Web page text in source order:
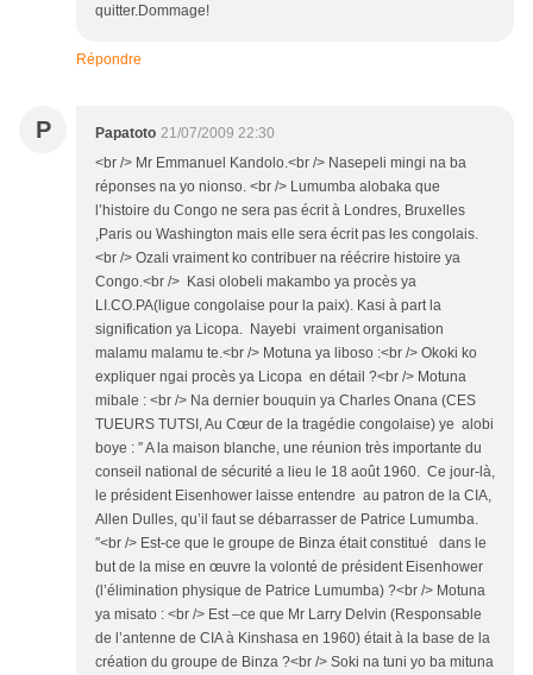
quitter.Dommage!
Répondre
P Papatoto 21/07/2009 22:30
<br /> Mr Emmanuel Kandolo.<br /> Nasepeli mingi na ba
réponses na yo nionso. <br /> Lumumba alobaka que
l’histoire du Congo ne sera pas écrit à Londres, Bruxelles
,Paris ou Washington mais elle sera écrit pas les congolais.
<br /> Ozali vraiment ko contribuer na réécrire histoire ya
Congo.<br /> Kasi olobeli makambo ya procès ya
LI.CO.PA(ligue congolaise pour la paix). Kasi à part la
signification ya Licopa. Nayebi vraiment organisation
malamu malamu te.<br /> Motuna ya liboso :<br /> Okoki ko
expliquer ngai procès ya Licopa en détail ?<br /> Motuna
mibale : <br /> Na dernier bouquin ya Charles Onana (CES
TUEURS TUTSI, Au Cœur de la tragédie congolaise) ye alobi
boye : ″ A la maison blanche, une réunion très importante du
conseil national de sécurité a lieu le 18 août 1960. Ce jour-là,
le président Eisenhower laisse entendre au patron de la CIA,
Allen Dulles, qu’il faut se débarrasser de Patrice Lumumba.
″<br /> Est-ce que le groupe de Binza était constitué dans le
but de la mise en œuvre la volonté de président Eisenhower
(l’élimination physique de Patrice Lumumba) ?<br /> Motuna
ya misato : <br /> Est –ce que Mr Larry Delvin (Responsable
de l’antenne de CIA à Kinshasa en 1960) était à la base de la
création du groupe de Binza ?<br /> Soki na tuni yo ba mituna